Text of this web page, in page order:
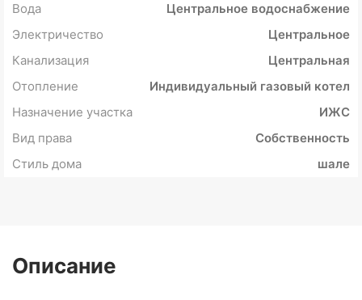
Вода
Центральное водоснабжение
Электричество
Центральное
Канализация
Центральная
Отопление
Индивидуальный газовый котел
Назначение участка
ИЖС
Вид права
Собственность
Стиль дома
шале
Описание